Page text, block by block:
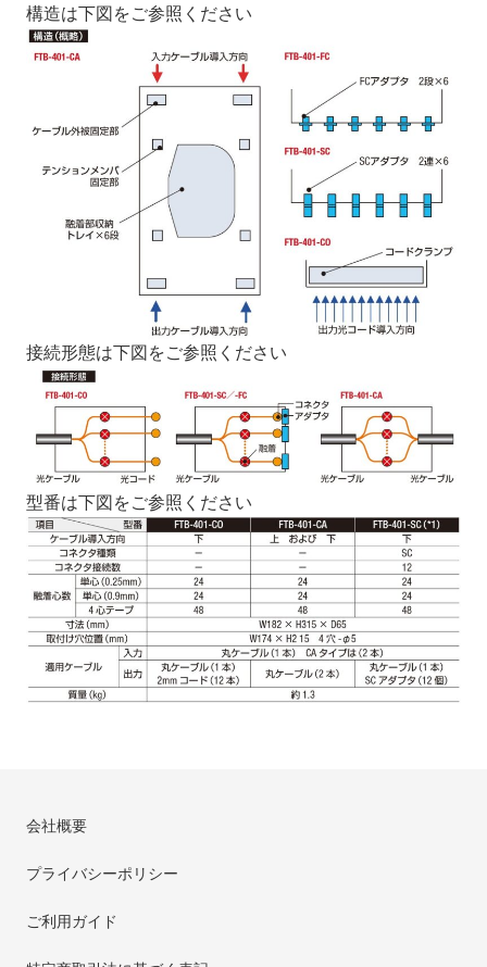
構造は下図をご参照ください
接続形態は下図をご参照ください
型番は下図をご参照ください
会社概要
プライバシーポリシー
ご利用ガイド